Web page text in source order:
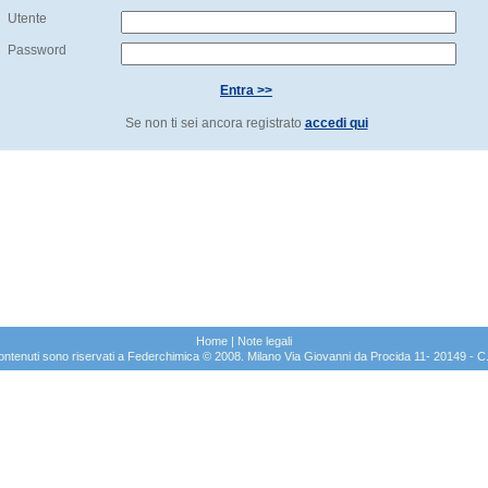
Utente
Password
Entra >>
Se non ti sei ancora registrato accedi qui
Home | Note legali
sono riservati a Federchimica © 2008. Milano Via Giovanni da Procida 11- 20149 -